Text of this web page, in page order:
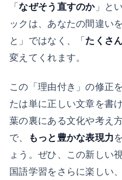
「なぜそう直すのか」と
ックは、あなたの間違い
と」ではなく、「たくさ
変えてくれます。
この「理由付き」の修正
たは単に正しい文章を書
葉の裏にある文化や考え
で、
もっと豊かな表現力
ょう。ぜひ、この新しい
国語学習をさらに楽しい